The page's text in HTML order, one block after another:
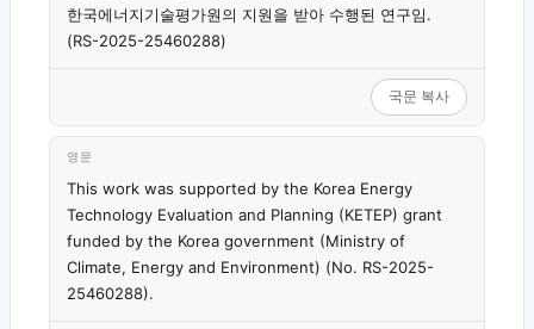
한국에너지기술평가원의 지원을 받아 수행된 연구임.
(RS-2025-25460288)
국문 복사
영문
This work was supported by the Korea Energy
Technology Evaluation and Planning (KETEP) grant
funded by the Korea government (Ministry of
Climate, Energy and Environment) (No. RS-2025-
25460288).